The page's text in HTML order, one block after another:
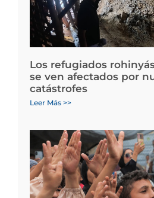
Los refugiados
se ven afectados por
catástrofes
Leer Más >>